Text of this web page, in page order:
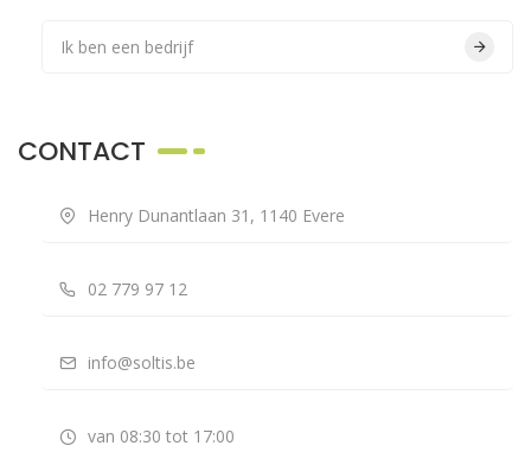
Ik ben een bedrijf
CONTACT
Henry Dunantlaan 31, 1140 Evere
02 779 97 12
info@soltis.be
van 08:30 tot 17:00